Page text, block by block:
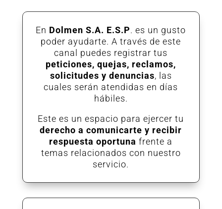
En Dolmen S.A. E.S.P. es un gusto
poder ayudarte. A través de este
canal puedes registrar tus
peticiones, quejas, reclamos,
solicitudes y denuncias, las
cuales serán atendidas en días
hábiles.
Este es un espacio para ejercer tu
derecho a comunicarte y recibir
respuesta oportuna frente a
temas relacionados con nuestro
servicio.